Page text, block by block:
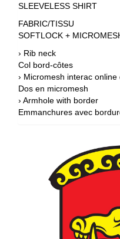
SLEEVELESS SHIRT
FABRIC/TISSU
SOFTLOCK +
› Rib neck
Col bord-côtes
› Micromesh interac online
Dos en micromesh
› Armhole with border
Emmanchures avec